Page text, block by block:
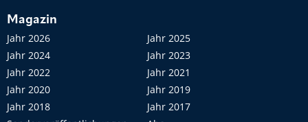
Magazin
Jahr 2026
Jahr 2025
Jahr 2024
Jahr 2023
Jahr 2022
Jahr 2021
Jahr 2020
Jahr 2019
Jahr 2018
Jahr 2017